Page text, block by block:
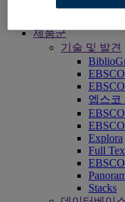
제품군
기술 및 발견
엡스코
Explora
Full
Stacks